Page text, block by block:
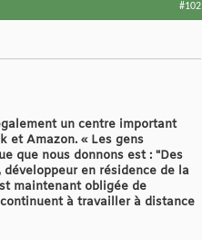
#102
un centre important
et Amazon. « Les gens
que nous donnons est : "Des
en résidence de la
maintenant obligée de
à travailler à distance